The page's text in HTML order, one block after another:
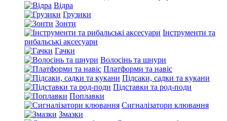
Відра
Грузики
Зонти
Інструменти та
рибальські аксесуари
Гачки
Волосінь та шнури
Платформи та навіс
Підсаки, садки та кукани
Підставки та род-поди
Поплавки
Сигналізатори клювання
Змазки